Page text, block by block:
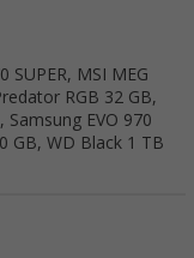
SUPER, MSI MEG
RGB 32 GB,
Samsung EVO 970
GB, WD Black 1 TB